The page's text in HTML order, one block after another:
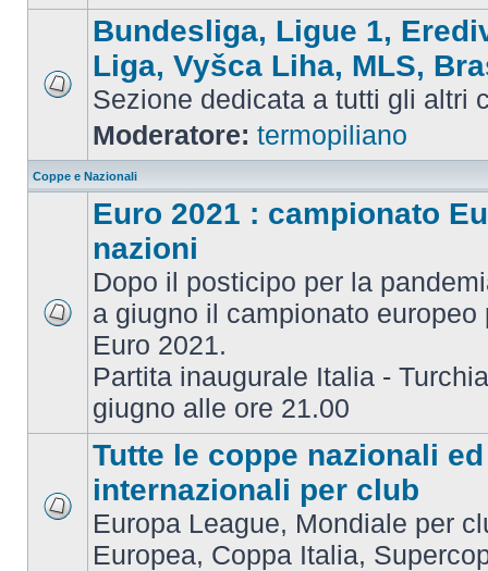
Bundesliga, Ligue 1,
Liga, Vyšca Liha, MLS,
Sezione dedicata a tutti gli altri
Moderatore: termopiliano
Coppe e Nazionali
Euro 2021 : campionato
nazioni
Dopo il posticipo per la
a giugno il campionato europeo
Euro 2021.
Partita inaugurale Italia -
giugno alle ore 21.00
Tutte le coppe nazionali ed
internazionali per club
Europa League, Mondiale per
Europea, Coppa Italia,